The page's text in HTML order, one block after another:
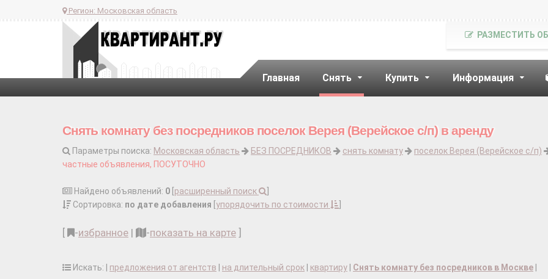
Регион: Московская область
Главная Снять Купить Информация
РАЗМЕСТИТЬ
Снять комнату без посредников поселок Верея (Верейское с/п) в аренду
Параметры поиска: Московская область БЕЗ ПОСРЕДНИКОВ снять комнату
поселок Верея (Верейское с/п)
частные объявления, ПОСУТОЧНО
Найдено объявлений: 0 расширенный поиск
Сортировка: по дате добавления упорядочить по стоимости
-избранное | -показать на карте
Искать: | предложения от агентств на длительный срок квартиру Снять комнату без посредников в Москве